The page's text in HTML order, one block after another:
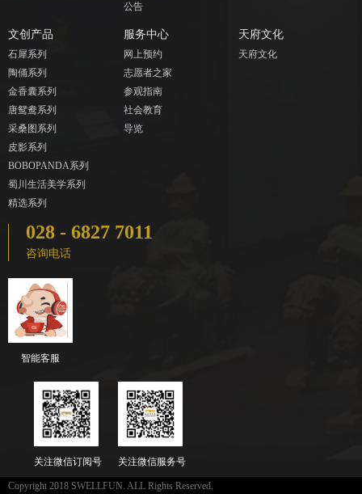
公告
文创产品
石犀系列
陶俑系列
金香囊系列
唐鸳鸯系列
采桑图系列
皮影系列
BOBOPANDA系列
蜀川生活美学系列
精选系列
服务中心
网上预约
志愿者之家
参观指南
社会教育
导览
天府文化
天府文化
028 - 6827 7011
咨询电话
智能客服
关注微信服务号
关注微信订阅号
Copyright 2018 SWELLFUN. ALL Rights Reserved.